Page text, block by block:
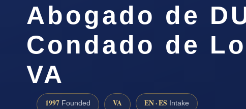
Abogado de
Condado de
VA
1997 Founded VA EN · ES Intake